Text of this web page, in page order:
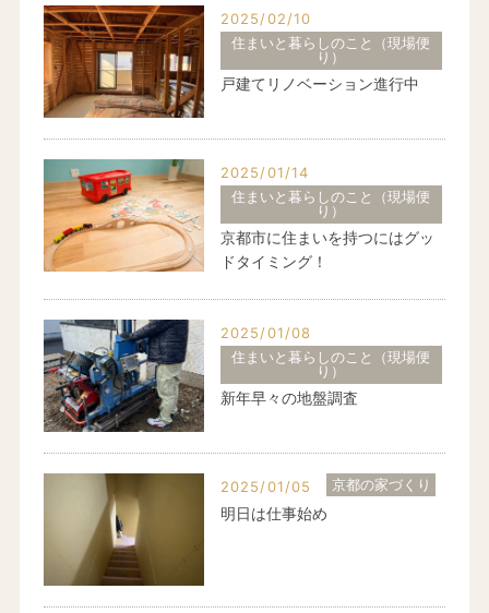
2025/02/10
住まいと暮らしのこと（現場便
り）
戸建てリノベーション進行中
2025/01/14
住まいと暮らしのこと（現場便
り）
京都市に住まいを持つにはグッ
ドタイミング！
2025/01/08
住まいと暮らしのこと（現場便
り）
新年早々の地盤調査
2025/01/05 京都の家づくり
明日は仕事始め